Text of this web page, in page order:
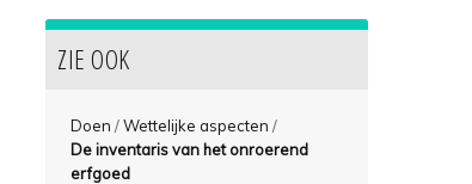
ZIE OOK
Doen /Wettelijke aspecten /
De inventaris van het onroerend
erfgoed